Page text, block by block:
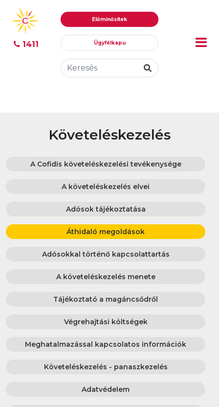
Ugrás
tartalomhoz
Ugrás
a
menühöz
1411
Előminősítek
Ügyfélkapu
Követeléskezelés
A Cofidis követeléskezelési tevékenysége
A követeléskezelés elvei
Adósok tájékoztatása
Áthidaló megoldások
Adósokkal történő kapcsolattartás
A követeléskezelés menete
Tájékoztató a magáncsődről
Végrehajtási költségek
Meghatalmazással kapcsolatos információk
Követeléskezelés - panaszkezelés
Adatvédelem